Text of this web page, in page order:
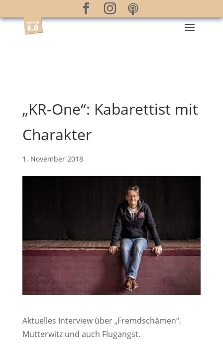
„KR-One“: Kabarettist mit
Charakter
1. November 2018
Aktuelles Interview über „Fremdschämen“,
Mutterwitz und auch Flugangst.